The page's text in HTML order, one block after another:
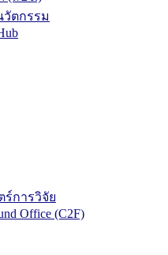
วัตกรรม
การวิจัย
Office (C2F)